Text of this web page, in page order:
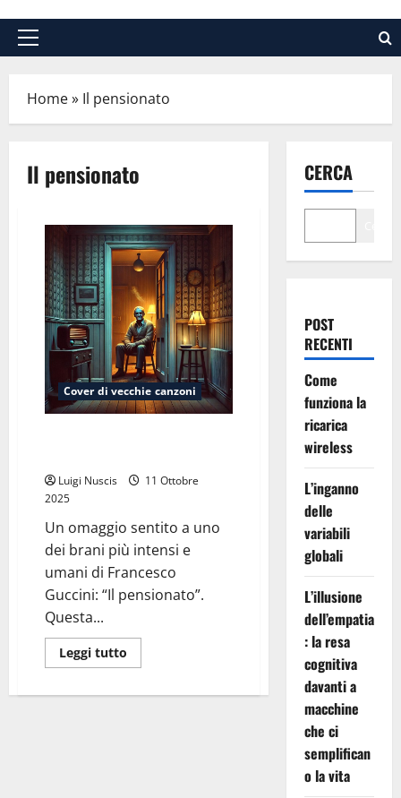
Menu
Home» Il pensionato
Il pensionato
Cover di vecchie canzoni
Luigi Nuscis
11 Ottobre
2025
Un omaggio sentito a uno
dei brani più intensi e
umani di Francesco
Guccini: “Il pensionato”.
Questa...
Leggi tutto
di
Il
CERCA
POST
RECENTI
Come
funziona la
ricarica
wireless
L’inganno
delle
variabili
globali
L’illusione
dell’empatia
: la resa
cognitiva
davanti a
macchine
che ci
semplifican
o la vita